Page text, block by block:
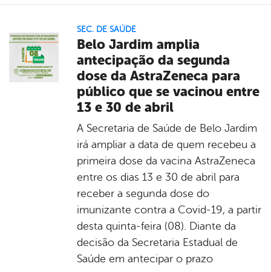
SEC. DE SAÚDE
Belo Jardim amplia
antecipação da segunda
dose da AstraZeneca para
público que se vacinou entre
13 e 30 de abril
A Secretaria de Saúde de Belo Jardim
irá ampliar a data de quem recebeu a
primeira dose da vacina AstraZeneca
entre os dias 13 e 30 de abril para
receber a segunda dose do
imunizante contra a Covid-19, a partir
desta quinta-feira (08). Diante da
decisão da Secretaria Estadual de
Saúde em antecipar o prazo